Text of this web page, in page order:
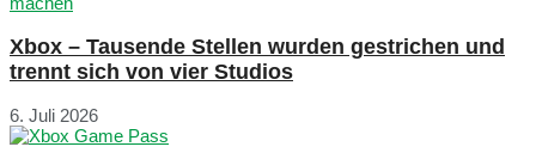
Xbox – Tausende Stellen wurden gestrichen und
trennt sich von vier Studios
6. Juli 2026